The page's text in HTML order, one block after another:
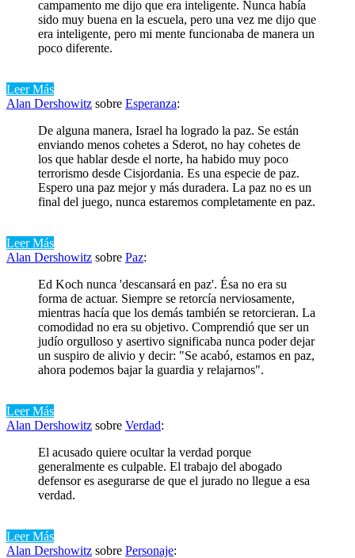
campamento me dijo que era inteligente. Nunca había
sido muy buena en la escuela, pero una vez me dijo que
era inteligente, pero mi mente funcionaba de manera un
poco diferente.
Leer Más
Alan Dershowitz sobre Esperanza:
De alguna manera, Israel ha logrado la paz. Se están
enviando menos cohetes a Sderot, no hay cohetes de
los que hablar desde el norte, ha habido muy poco
terrorismo desde Cisjordania. Es una especie de paz.
Espero una paz mejor y más duradera. La paz no es un
final del juego, nunca estaremos completamente en paz.
Leer Más
Alan Dershowitz sobre Paz:
Ed Koch nunca 'descansará en paz'. Ésa no era su
forma de actuar. Siempre se retorcía nerviosamente,
mientras hacía que los demás también se retorcieran. La
comodidad no era su objetivo. Comprendió que ser un
judío orgulloso y asertivo significaba nunca poder dejar
un suspiro de alivio y decir: "Se acabó, estamos en paz,
ahora podemos bajar la guardia y relajarnos".
Leer Más
Alan Dershowitz sobre Verdad:
El acusado quiere ocultar la verdad porque
generalmente es culpable. El trabajo del abogado
defensor es asegurarse de que el jurado no llegue a esa
verdad.
Leer Más
Alan Dershowitz sobre Personaje: